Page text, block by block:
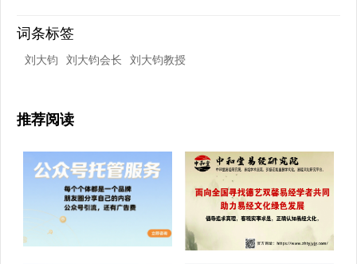
词条标签
刘大钧 刘大钧会长 刘大钧教授
推荐阅读